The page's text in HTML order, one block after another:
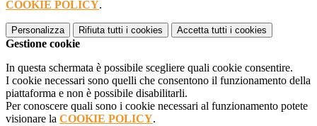
COOKIE POLICY.
Personalizza Rifiuta tutti i cookies Accetta tutti i cookies
Gestione cookie
In questa schermata è possibile scegliere quali cookie consentire.
I cookie necessari sono quelli che consentono il funzionamento della
piattaforma e non è possibile disabilitarli.
Per conoscere quali sono i cookie necessari al funzionamento potete
visionare la COOKIE POLICY.